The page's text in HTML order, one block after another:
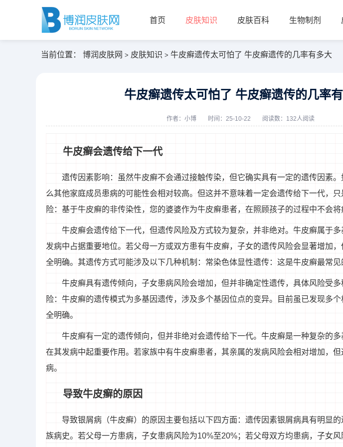
首页 皮肤知识 皮肤百科 生物制剂
当前位置： 博润皮肤网 > 皮肤知识 > 牛皮癣遗传太可怕了 牛皮癣遗传的几率有多大
牛皮癣遗传太可怕了 牛皮癣遗传的几率
作者： 小博 时间：25-10-22 阅读数：132人阅读
牛皮癣会遗传给下一代
遗传因素影响：虽然牛皮癣不会通过接触传染，但它确实具有一定的遗传因素
么其他家庭成员患病的可能性会相对较高。但这并不意味着一定会遗传给下一代，
险：基于牛皮癣的非传染性，您的婆婆作为牛皮癣患者，在照顾孩子的过程中不会将
牛皮癣会遗传给下一代，但遗传风险及方式较为复杂，并非绝对。牛皮癣属于
发病中占据重要地位。若父母一方或双方患有牛皮癣，子女的遗传风险会显著增加
全明确。其遗传方式可能涉及以下几种机制：常染色体显性遗传：这是牛皮癣最常见
牛皮癣具有遗传倾向，子女患病风险会增加，但并非确定性遗传，具体风险受
险：牛皮癣的遗传模式为多基因遗传，涉及多个基因位点的变异。目前虽已发现多
全明确。
牛皮癣有一定的遗传倾向，但并非绝对会遗传给下一代。牛皮癣是一种复杂的
在其发病中起重要作用。若家族中有牛皮癣患者，其亲属的发病风险会相对增加，
病。
导致牛皮癣的原因
导致银屑病（牛皮癣）的原因主要包括以下四方面：遗传因素银屑病具有明显
族病史。若父母一方患病，子女患病风险为10%至20%；若父母双方均患病，子女